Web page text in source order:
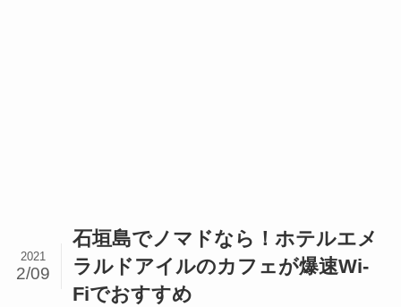
石垣島でノマドなら！ホテルエメ
ラルドアイルのカフェが爆速Wi-
Fiでおすすめ
2021
2/09